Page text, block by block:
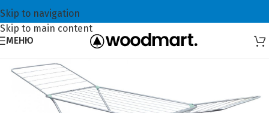
Skip to navigation
Skip to main content
МЕНЮ